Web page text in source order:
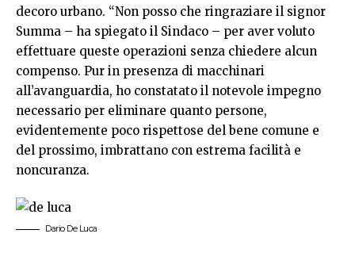
decoro urbano. “Non posso che ringraziare il signor
Summa – ha spiegato il Sindaco – per aver voluto
effettuare queste operazioni senza chiedere alcun
compenso. Pur in presenza di macchinari
all’avanguardia, ho constatato il notevole impegno
necessario per eliminare quanto persone,
evidentemente poco rispettose del bene comune e
del prossimo, imbrattano con estrema facilità e
noncuranza.
Dario De Luca